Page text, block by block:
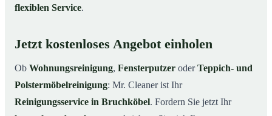
flexiblen Service.
Jetzt kostenloses Angebot einholen
Ob Wohnungsreinigung, Fensterputzer oderTeppich- und
Polstermöbelreinigung: Mr. Cleaner ist Ihr
Reinigungsservice in Bruchköbel. Fordern Sie jetzt Ihr